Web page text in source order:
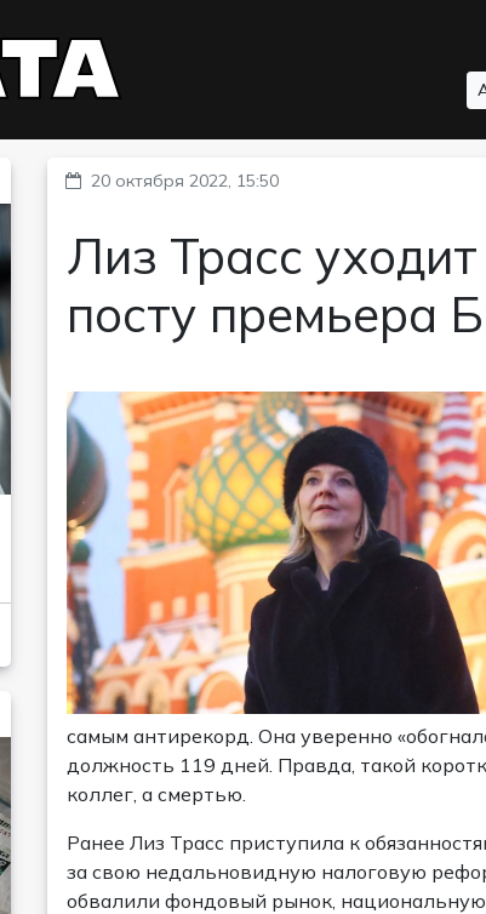
20 октября 2022, 15:50
Лиз Трасс
посту премьера
самым антирекорд. Она уверенно
должность 119 дней. Правда, такой
коллег, а смертью.
Ранее Лиз Трасс приступила к
за свою недальновидную налоговую
обвалили фондовый рынок,